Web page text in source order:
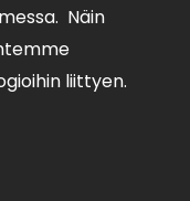
Näin
liittyen.